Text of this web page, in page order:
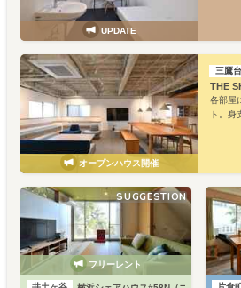
UPDATE
オープンハウス開催
三鷹台
THE
各部屋
ト。身
フリーレント
SUGGESTION